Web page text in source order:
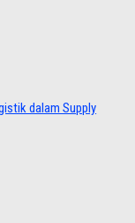
dalam Supply